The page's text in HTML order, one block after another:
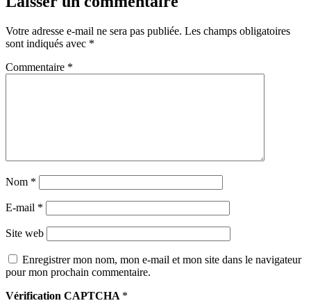
Votre adresse e-mail ne sera pas publiée. Les champs obligatoires
sont indiqués avec *
Commentaire *
Nom *
E-mail *
Site web
Enregistrer mon nom, mon e-mail et mon site dans le navigateur
pour mon prochain commentaire.
Vérification CAPTCHA *